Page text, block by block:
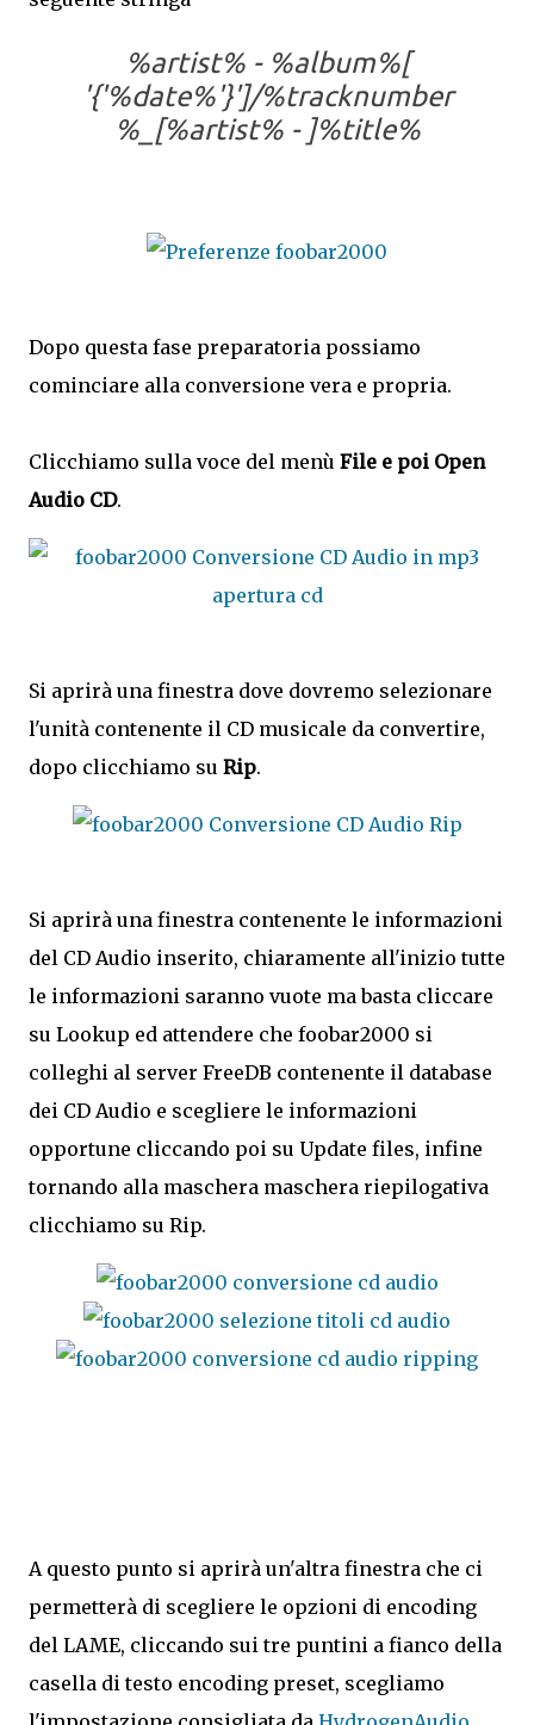
%artist% - %album%[
'{'%date%'}']/%tracknumber
%_[%artist% - ]%title%
Dopo questa fase preparatoria possiamo
cominciare alla conversione vera e propria.
Clicchiamo sulla voce del menù File e poi Open
Audio CD.
Si aprirà una finestra dove dovremo selezionare
l'unità contenente il CD musicale da convertire,
dopo clicchiamo su Rip.
Si aprirà una finestra contenente le informazioni
del CD Audio inserito, chiaramente all'inizio tutte
le informazioni saranno vuote ma basta cliccare
su Lookup ed attendere che foobar2000 si
colleghi al server FreeDB contenente il database
dei CD Audio e scegliere le informazioni
opportune cliccando poi su Update files, infine
tornando alla maschera maschera riepilogativa
clicchiamo su Rip.
A questo punto si aprirà un'altra finestra che ci
permetterà di scegliere le opzioni di encoding
del LAME, cliccando sui tre puntini a fianco della
casella di testo encoding preset, scegliamo